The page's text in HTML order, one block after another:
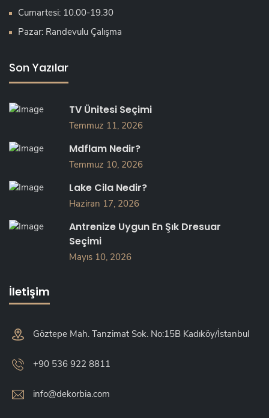
Cumartesi: 10.00-19.30
Pazar: Randevulu Çalışma
Son Yazılar
TV Ünitesi Seçimi
Temmuz 11, 2026
Mdflam Nedir?
Temmuz 10, 2026
Lake Cila Nedir?
Haziran 17, 2026
Antrenize Uygun En Şık Dresuar
Seçimi
Mayıs 10, 2026
İletişim
Göztepe Mah. Tanzimat Sok. No:15B Kadıköy/İstanbul
+90 536 922 8811
info@dekorbia.com